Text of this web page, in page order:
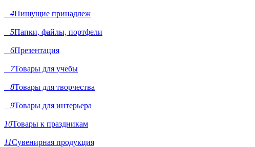
4Пишущие принадлеж
5Папки, файлы, портфели
6Презентация
7Товары для учебы
8Товары для творчества
9Товары для интерьера
10Товары к праздникам
11Сувенирная продукция